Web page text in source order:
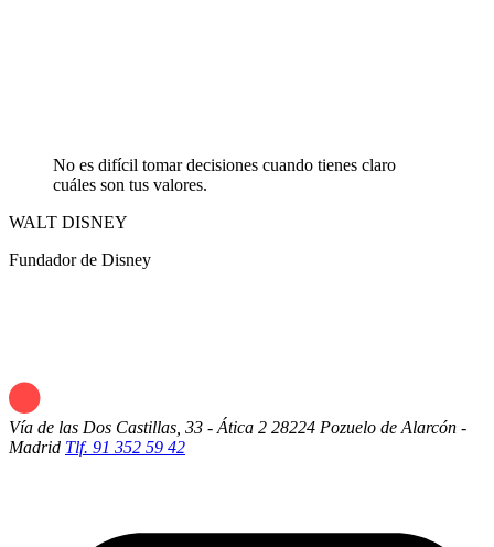
No es difícil tomar decisiones cuando tienes claro
cuáles son tus valores.
WALT DISNEY
Fundador de Disney
Vía de las Dos Castillas, 33 - Ática 2 28224 Pozuelo de Alarcón -
Madrid Tlf. 91 352 59 42